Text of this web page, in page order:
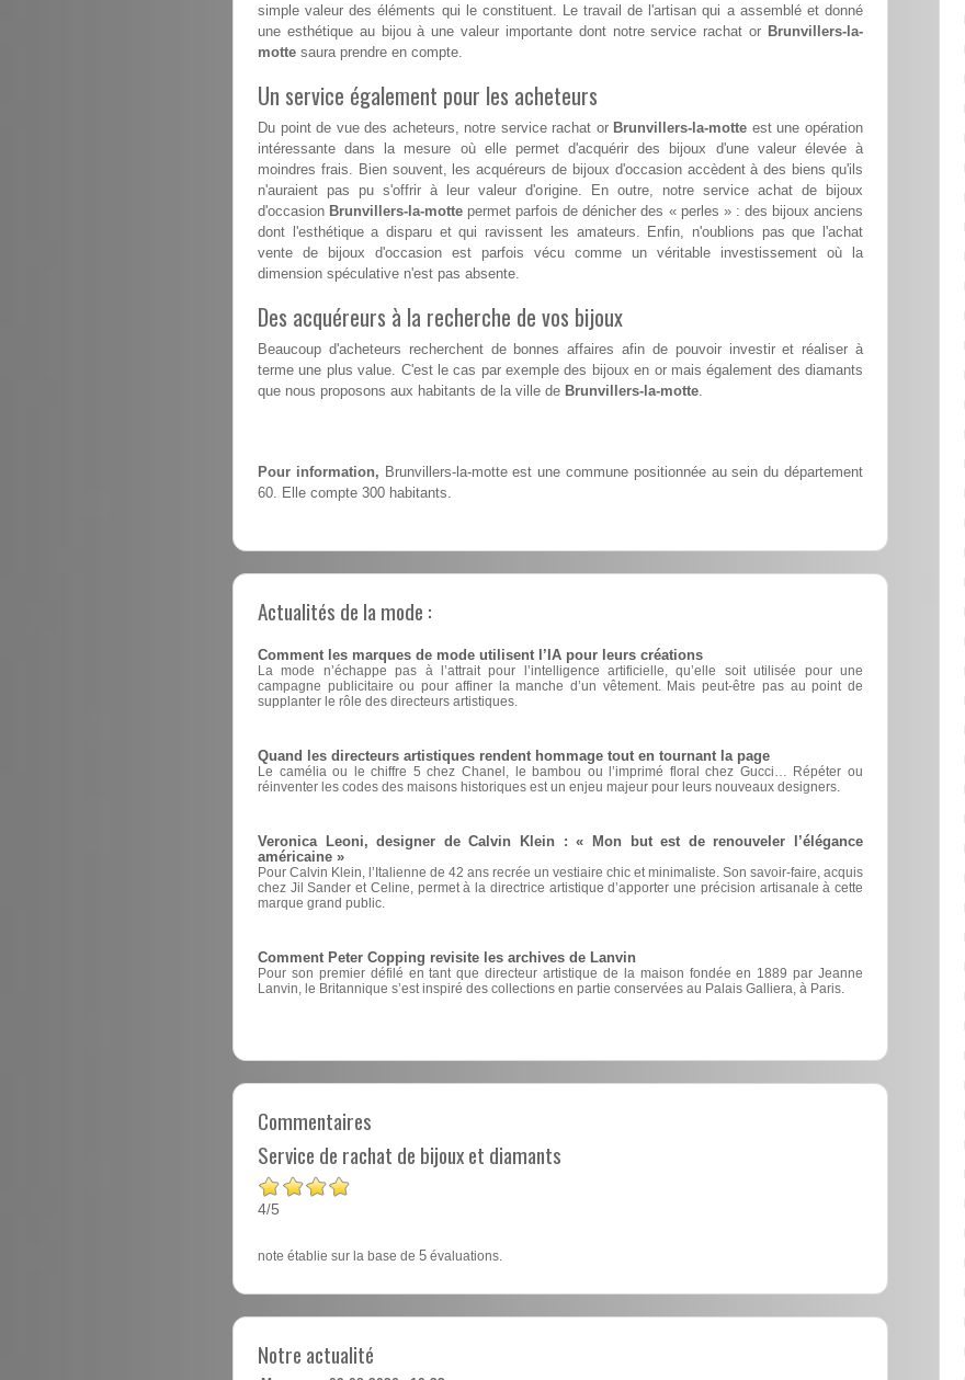
simple valeur des éléments qui le constituent. Le travail de l'artisan qui a assemblé et donné
une esthétique au bijou à une valeur importante dont notre service rachat or Brunvillers-la-
motte saura prendre en compte.
Un service également pour les acheteurs
Du point de vue des acheteurs, notre service rachat or Brunvillers-la-motte est une opération
intéressante dans la mesure où elle permet d'acquérir des bijoux d'une valeur élevée à
moindres frais. Bien souvent, les acquéreurs de bijoux d'occasion accèdent à des biens qu'ils
n'auraient pas pu s'offrir à leur valeur d'origine. En outre, notre service achat de bijoux
d'occasion Brunvillers-la-motte permet parfois de dénicher des « perles » : des bijoux anciens
dont l'esthétique a disparu et qui ravissent les amateurs. Enfin, n'oublions pas que l'achat
vente de bijoux d'occasion est parfois vécu comme un véritable investissement où la
dimension spéculative n'est pas absente.
Des acquéreurs à la recherche de vos bijoux
Beaucoup d'acheteurs recherchent de bonnes affaires afin de pouvoir investir et réaliser à
terme une plus value. C'est le cas par exemple des bijoux en or mais également des diamants
que nous proposons aux habitants de la ville de Brunvillers-la-motte
Pour information, Brunvillers-la-motte est une commune positionnée au sein du département
60. Elle compte 300 habitants.
Actualités de la mode :
Comment les marques de mode utilisent l’IA pour leurs créations
La mode n’échappe pas à l’attrait pour l’intelligence artificielle, qu’elle soit utilisée pour une
campagne publicitaire ou pour affiner la manche d’un vêtement. Mais peut-être pas au point de
supplanter le rôle des directeurs artistiques.
Quand les directeurs artistiques rendent hommage tout en tournant la page
Le camélia ou le chiffre 5 chez Chanel, le bambou ou l’imprimé floral chez Gucci… Répéter ou
réinventer les codes des maisons historiques est un enjeu majeur pour leurs nouveaux designers.
Veronica Leoni, designer de Calvin Klein : « Mon but est de renouveler l’élégance
américaine »
Pour Calvin Klein, l’Italienne de 42 ans recrée un vestiaire chic et minimaliste. Son savoir-faire, acquis
chez Jil Sander et Celine, permet à la directrice artistique d’apporter une précision artisanale à cette
marque grand public.
Comment Peter Copping revisite les archives de Lanvin
Pour son premier défilé en tant que directeur artistique de la maison fondée en 1889 par Jeanne
Lanvin, le Britannique s’est inspiré des collections en partie conservées au Palais Galliera, à Paris.
Commentaires
Service de rachat de bijoux et diamants
4/5
note établie sur la base de 5 évaluations.
Notre actualité